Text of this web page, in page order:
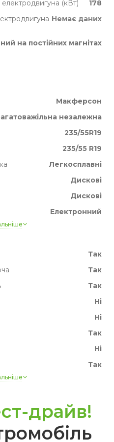
(кВт)
178
Немає даних
на постійних магнітах
Макферсон
незалежна
235/55R19
235/55 R19
Легкосплавні
Дискові
Дискові
Електронний
Так
Так
Так
Ні
Ні
Так
Ні
Так
Так
драйв!